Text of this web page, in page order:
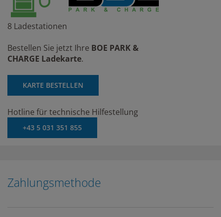
8 Ladestationen
Bestellen Sie jetzt Ihre BOE PARK &
CHARGE Ladekarte.
KARTE BESTELLEN
Hotline für technische Hilfestellung
+43 5 031 351 855
Zahlungsmethode